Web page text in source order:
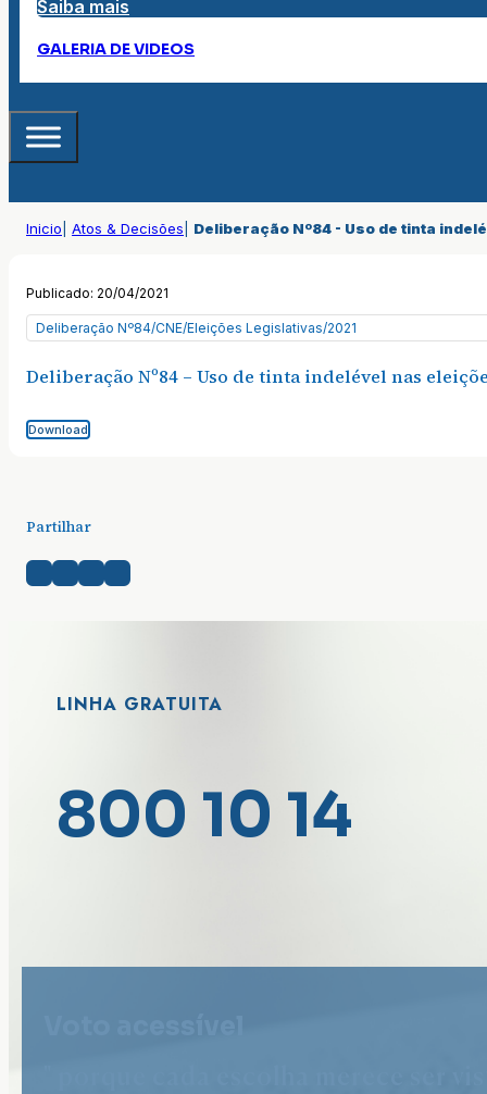
Saiba mais
GALERIA DE VIDEOS
Inicio Atos & Decisões Deliberação Nº84 - Uso de tinta
Publicado: 20/04/2021
Deliberação Nº84/CNE/Eleições Legislativas/2021
Deliberação Nº84 – Uso de tinta indelével nas
Download
Partilhar
LINHA GRATUITA
800 10 14